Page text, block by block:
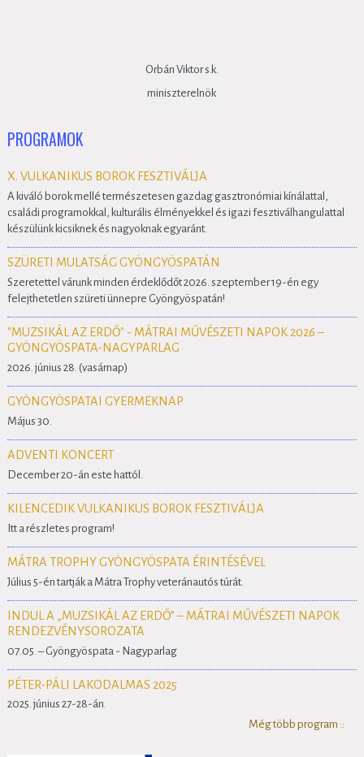
Orbán Viktor s.k.
miniszterelnök
PROGRAMOK
X. VULKANIKUS BOROK FESZTIVÁLJA
A kiváló borok mellé természetesen gazdag gasztronómiai kínálattal,
családi programokkal, kulturális élményekkel és igazi fesztiválhangulattal
készülünk kicsiknek és nagyoknak egyaránt.
SZÜRETI MULATSÁG GYÖNGYÖSPATÁN
Szeretettel várunk minden érdeklődőt 2026. szeptember 19-én egy
felejthetetlen szüreti ünnepre Gyöngyöspatán!
"MUZSIKÁL AZ ERDŐ" - MÁTRAI MŰVÉSZETI NAPOK 2026 –
GYÖNGYÖSPATA-NAGYPARLAG
2026. június 28. (vasárnap)
GYÖNGYÖSPATAI GYERMEKNAP
Május 30.
ADVENTI KONCERT
December 20-án este hattól.
KILENCEDIK VULKANIKUS BOROK FESZTIVÁLJA
Itt a részletes program!
MÁTRA TROPHY GYÖNGYÖSPATA ÉRINTÉSÉVEL
Július 5-én tartják a Mátra Trophy veteránautós túrát.
INDUL A „MUZSIKÁL AZ ERDŐ” – MÁTRAI MŰVÉSZETI NAPOK
RENDEZVÉNYSOROZATA
07.05. – Gyöngyöspata - Nagyparlag
PÉTER-PÁLI LAKODALMAS 2025
2025. június 27-28-án.
Még több program ::